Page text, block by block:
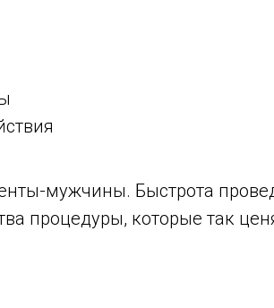
мужчины. Быстрота
процедуры, которые так